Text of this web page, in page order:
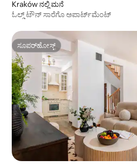
Kraków ನಲ್ಲಿ ಮನೆ
ಓಲ್ಡ್ ಟೌನ್ ಸಾರೆಗೊ ಅಪಾರ್ಟ್‌ಮೆಂಟ್
ಸೂಪರ್‌ಹೋಸ್ಟ್
ಸೂಪರ್‌ಹೋಸ್ಟ್